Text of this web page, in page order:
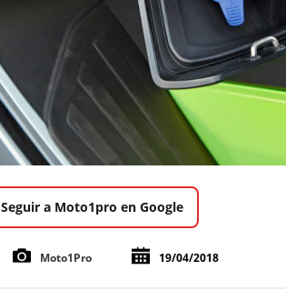
Seguir a Moto1pro en Google
Moto1Pro 19/04/2018